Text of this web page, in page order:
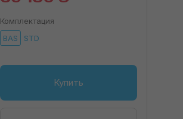
Комплектация
BAS
STD
Купить